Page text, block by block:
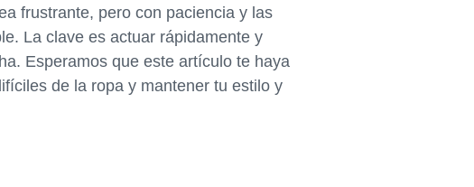
frustrante, pero con paciencia y las
La clave es actuar rápidamente y
Esperamos que este artículo te haya
de la ropa y mantener tu estilo y